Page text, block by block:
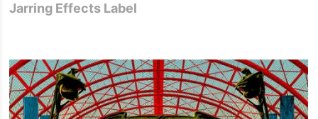
Jarring Effects Label